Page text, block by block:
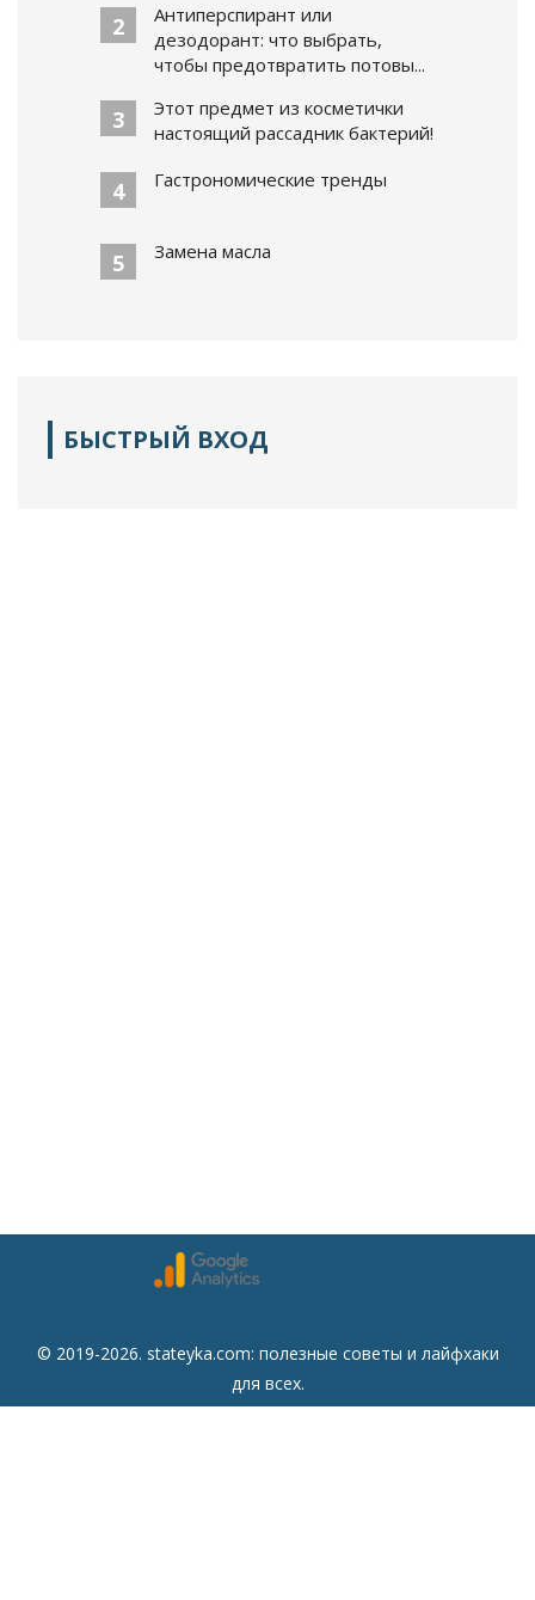
2
Антиперспирант или
дезодорант: что выбрать,
чтобы предотвратить потовы...
3
Этот предмет из косметички
настоящий рассадник бактерий!
4 Гастрономические тренды
5 Замена масла
БЫСТРЫЙ ВХОД
© 2019-2026. stateyka.com: полезные советы и лайфхаки
для всех.